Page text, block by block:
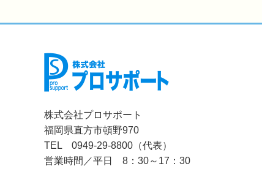
株式会社プロサポート
福岡県直方市頓野970
TEL 0949-29-8800（代表）
営業時間／平日 8：30～17：30